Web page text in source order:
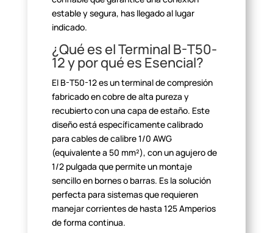
estable y segura, hasllegado al lugar
indicado.
¿Qué es el Terminal B-T50-
12 y por qué es Esencial?
El B-T50-12 es un terminal de compresión
fabricado en cobre dealta pureza y
recubierto con una capa de estaño. Este
diseño está específicamente calibrado
para cables de calibre 1/0 AWG
(equivalente a 50 mm²), con un agujero de
1/2 pulgada que permite un montaje
sencillo en borneso barras. Es la solución
perfecta para sistemas que requieren
manejarcorrientes de hasta 125 Amperios
de forma continua.